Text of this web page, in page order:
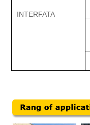
INTERFATA